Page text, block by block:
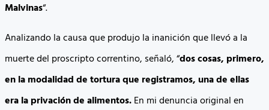
Malvinas“.
Analizando la causa que produjo la inanición que llevó a la
muerte del proscripto correntino, señaló, “dos cosas, primero,
en la modalidad de tortura que registramos, una de ellas
era la privación de alimentos.En mi denuncia original en